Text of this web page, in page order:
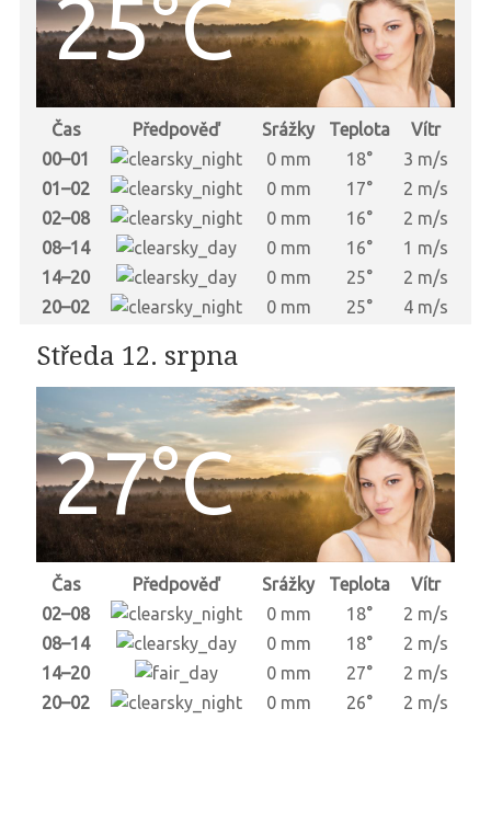
25°C
Čas Předpověď Srážky Teplota
Vítr
00–01
0 mm 18°
3 m/s
01–02
0 mm 17°
2 m/s
02–08
0 mm 16°
2 m/s
08–14
0 mm 16°
1 m/s
14–20
0 mm 25°
2 m/s
20–02
0 mm 25° 4 m/s
Středa 12. srpna
27°C
Čas Předpověď Srážky Teplota
Vítr
02–08
0 mm 18°
2 m/s
08–14
0 mm 18°
2 m/s
14–20
0 mm 27°
2 m/s
20–02
0 mm 26° 2 m/s